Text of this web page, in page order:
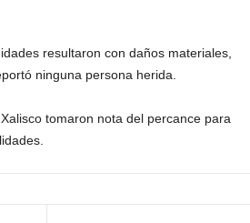
resultaron con daños materiales,
ninguna persona herida.
tomaron nota del percance para